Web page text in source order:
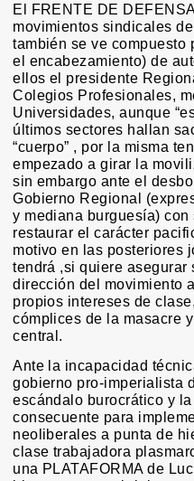
El FRENTE DE
movimientos sindicales
también se ve
el encabezamiento) de
ellos el presidente
Colegios Profesionales,
Universidades, aunque
últimos sectores hallan
“cuerpo” , por la misma
empezado a girar la
sin embargo ante el
Gobierno Regional
y mediana burguesía)
restaurar el carácter
motivo en las posteriores
tendrá ,si quiere asegurar
dirección del movimiento
propios intereses de
cómplices de la masacre
central.
Ante la incapacidad
gobierno pro-imperialista
escándalo burocrático y
consecuente para
neoliberales a punta de
clase trabajadora
una PLATAFORMA de